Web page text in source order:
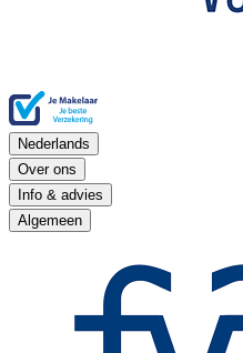
Nederlands
Over ons
Info & advies
Algemeen